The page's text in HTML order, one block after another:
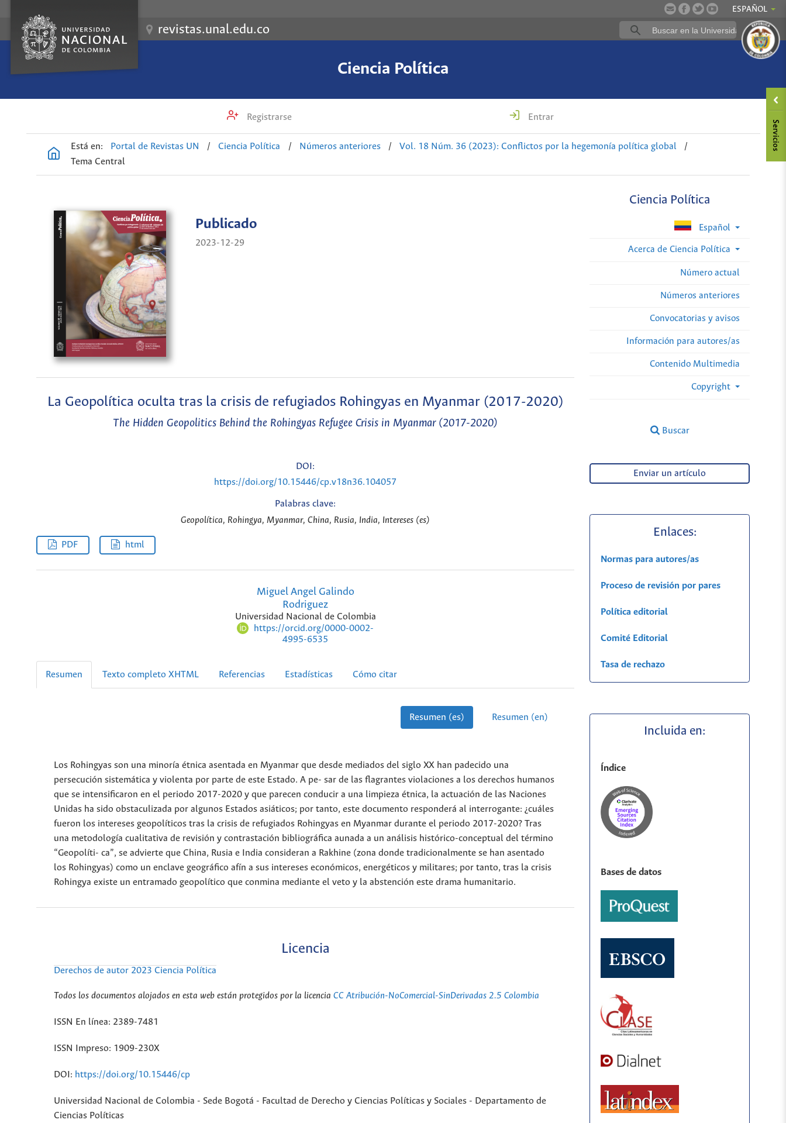
ESPAÑOL
revistas.unal.edu.co
Ciencia Política
Registrarse Entrar
Está en: Portal de Revistas UN / Ciencia Política / Números anteriores / Vol. 18 Núm. 36 (2023): Conflictos por la hegemonía política global
/
Tema Central
Ciencia Política
Español
Acerca de Ciencia Política
Número actual
Números anteriores
Convocatorias y avisos
Información para autores/as
Contenido Multimedia
Copyright
Buscar
Publicado
2023-12-29
La Geopolítica oculta tras la crisis de refugiados Rohingyas en Myanmar (2017-2020)
The Hidden Geopolitics Behind the Rohingyas Refugee Crisis in Myanmar (2017-2020)
DOI:
https://doi.org/10.15446/cp.v18n36.104057
Palabras clave:
Geopolítica, Rohingya, Myanmar, China, Rusia, India, Intereses (es)
PDF html
Miguel Angel Galindo
Rodriguez
Universidad Nacional de Colombia
https://orcid.org/0000-0002-
4995-6535
Resumen Texto completo XHTML Referencias Estadísticas Cómo citar
Resumen (es) Resumen (en)
Los Rohingyas son una minoría étnica asentada en Myanmar que desde mediados del siglo XX han padecido una
persecución sistemática y violenta por parte de este Estado. A pe- sar de las flagrantes violaciones a los derechos humanos
que se intensificaron en el periodo 2017-2020 y que parecen conducir a una limpieza étnica, la actuación de las Naciones
Unidas ha sido obstaculizada por algunos Estados asiáticos; por tanto, este documento responderá al interrogante: ¿cuáles
fueron los intereses geopolíticos tras la crisis de refugiados Rohingyas en Myanmar durante el periodo 2017-2020? Tras
una metodología cualitativa de revisión y contrastación bibliográfica aunada a un análisis histórico-conceptual del término
“Geopolíti- ca”, se advierte que China, Rusia e India consideran a Rakhine (zona donde tradicionalmente se han asentado
los Rohingyas) como un enclave geográfico afín a sus intereses económicos, energéticos y militares; por tanto, tras la crisis
Rohingya existe un entramado geopolítico que conmina mediante el veto y la abstención este drama humanitario.
Licencia
Derechos de autor 2023 Ciencia Política
Todos los documentos alojados en esta web están protegidos por la licencia CC Atribución-NoComercial-SinDerivadas 2.5 Colombia
ISSN En línea: 2389-7481
ISSN Impreso: 1909-230X
DOI: https://doi.org/10.15446/cp
Universidad Nacional de Colombia - Sede Bogotá - Facultad de Derecho y Ciencias Políticas y Sociales - Departamento de
Ciencias Políticas
Enviar un artículo
Enlaces:
Normas para autores/as
Proceso de revisión por pares
Política editorial
Comité Editorial
Tasa de rechazo
Incluida en:
Índice
Bases de datos